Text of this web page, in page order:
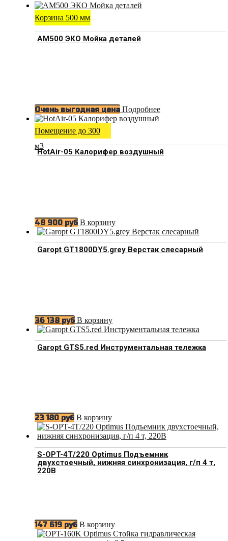
Корзина 500 мм
АМ500 ЭКО Мойка деталей
Очень выгодная цена Подробнее
Помещение до 300
м3
HotAir-05 Калорифер воздушный
48 900 руб В корзину
Garopt GT1800DY5.grey Верстак слесарный
36 138 руб В корзину
Garopt GTS5.red Инструментальная тележка
23 180 руб В корзину
S-OPT-4T/220 Optimus Подъемник
двухстоечный, нижняя синхронизация, г/п 4 т,
220В
147 619 руб В корзину